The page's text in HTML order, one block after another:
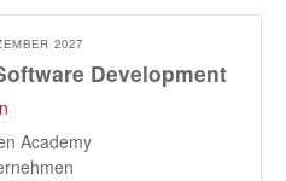
2027
Development
Academy